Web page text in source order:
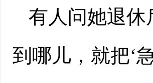
有人问她退休
到哪儿，就把‘